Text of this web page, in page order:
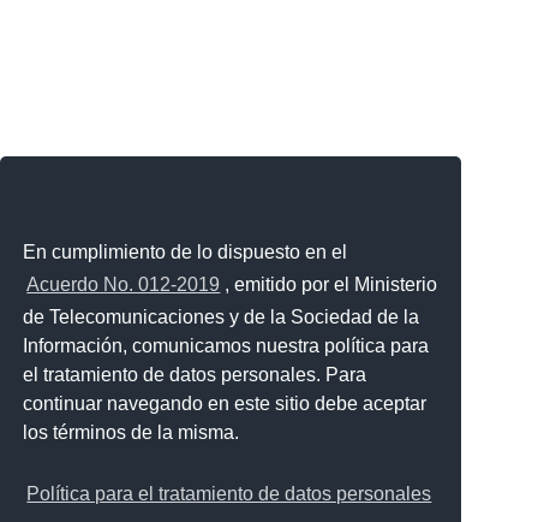
En cumplimiento de lo dispuesto en el
Acuerdo No. 012-2019 , emitido por el Ministerio
de Telecomunicaciones y de la Sociedad de la
Información, comunicamos nuestra política para
el tratamiento de datos personales. Para
continuar navegando en este sitio debe aceptar
los términos de la misma.
Política para el tratamiento de datos personales